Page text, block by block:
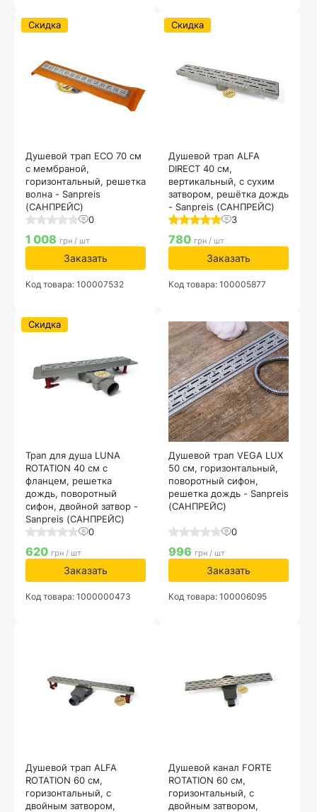
Душевой трап ECO 70 см
с мембраной,
горизонтальный, решетка
волна - Sanpreis
(САНПРЕЙС)
0
Скидка
1 008 грн / шт
Заказать
Код товара: 100007532
Душевой трап ALFA
DIRECT 40 см,
вертикальный, с сухим
затвором, решётка дождь
- Sanpreis (САНПРЕЙС)
3
Скидка
780 грн / шт
Заказать
Код товара: 100005877
Трап для душа LUNA
ROTATION 40 см с
фланцем, решетка
дождь, поворотный
сифон, двойной затвор -
Sanpreis (САНПРЕЙС)
0
Скидка
620 грн / шт
Заказать
Код товара: 1000000473
Душевой трап VEGA LUX
50 см, горизонтальный,
поворотный сифон,
решетка дождь - Sanpreis
(САНПРЕЙС)
0
996 грн / шт
Заказать
Код товара: 100006095
Душевой трап ALFA
ROTATION 60 см,
горизонтальный, с
двойным затвором,
Душевой канал FORTE
ROTATION 60 см,
горизонтальный, с
двойным затвором,